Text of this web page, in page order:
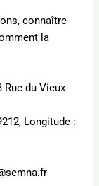
connaître
la
Rue du Vieux
Longitude :